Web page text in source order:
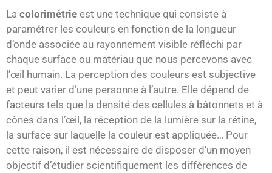
La colorimétrie est une technique qui consiste à
paramétrer les couleurs en fonction de la longueur
d’onde associée au rayonnement visible réfléchi par
chaque surface ou matériau que nous percevons avec
l’œil humain. La perception des couleurs est subjective
et peut varier d’une personne à l’autre. Elle dépend de
facteurs tels que la densité des cellules à bâtonnets et à
cônes dans l’œil, la réception de la lumière sur la rétine,
la surface sur laquelle la couleur est appliquée… Pour
cette raison, il est nécessaire de disposer d’un moyen
objectif d’étudier scientifiquement les différences de